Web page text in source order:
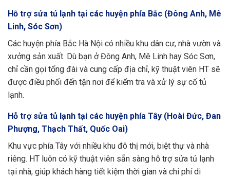
Hỗ trợ sửa tủ lạnh tại các huyện phía Bắc (Đông Anh, Mê
Linh, Sóc Sơn)
Các huyện phía Bắc Hà Nội có nhiều khu dân cư, nhà vườn và
xưởng sản xuất. Dù bạn ở Đông Anh, Mê Linh hay Sóc Sơn,
chỉ cần gọi tổng đài và cung cấp địa chỉ, kỹ thuật viên HT sẽ
được điều phối đến tận nơi để kiểm tra và xử lý sự cố tủ
lạnh.
Hỗ trợ sửa tủ lạnh tại các huyện phía Tây (Hoài Đức, Đan
Phượng, Thạch Thất, Quốc Oai)
Khu vực phía Tây với nhiều khu đô thị mới, biệt thự và nhà
riêng. HT luôn có kỹ thuật viên sẵn sàng hỗ trợ sửa tủ lạnh
tại nhà, giúp khách hàng tiết kiệm thời gian và chi phí di